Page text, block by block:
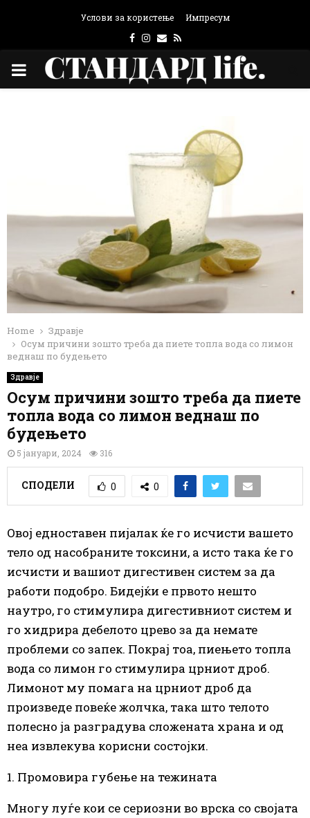
Услови за користење Импресум
Facebook
Instagram
Email
Rss
PRIMARY
Home
Здравје
Осум причини зошто треба да пиете топла вода со лимон
веднаш по будењето
Здравје
Осум причини зошто треба да пиете
топла вода со лимон веднаш по
будењето
5 јануари, 2024 316
СПОДЕЛИ 0 0
Овој едноставен пијалак ќе го исчисти вашето
тело од насобраните токсини, а исто така ќе го
исчисти и вашиот дигестивен систем за да
работи подобро. Бидејќи е првото нешто
наутро, го стимулира дигестивниот систем и
го хидрира дебелото црево за да немате
проблеми со запек. Покрај тоа, пиењето топла
вода со лимон го стимулира црниот дроб.
Лимонот му помага на црниот дроб да
произведе повеќе жолчка, така што телото
полесно ја разградува сложената храна и од
неа извлекува корисни состојки.
1. Промовира губење на тежината
Многу луѓе кои се сериозни во врска со својата